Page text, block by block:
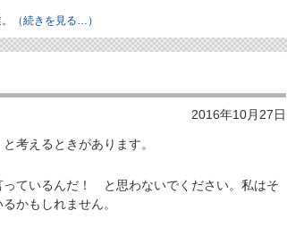
（続きを見る…）
2016年10月27日
考えるときがあります。
ているんだ！ と思わないでください。私はそ
かもしれません。